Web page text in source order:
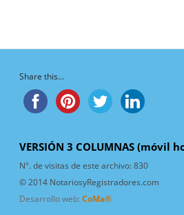
Share this...
VERSIÓN 3 COLUMNAS (móvil
N°. de visitas de este archivo:830
© 2014 NotariosyRegistradores.com
Desarrollo web: CoMa®